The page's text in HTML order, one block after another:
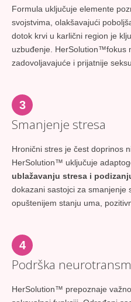
Formula uključuje elemente
svojstvima, olakšavajući
dotok krvi u karlični region je
uzbuđenje. HerSolution™fokus
zadovoljavajuće i prijatnije
3
Smanjenje stresa
Hronični stres je čest doprinos
HerSolution™ uključuje
ublažavanju stresa i
dokazani sastojci za
opuštenijem stanju uma,
4
Podrška
HerSolution™ prepoznaje